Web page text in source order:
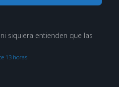
siquiera entienden que las
13 horas